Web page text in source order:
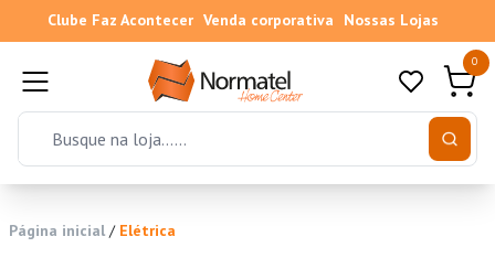
Clube Faz Acontecer Venda corporativa Nossas Lojas
0
Página inicial / Elétrica